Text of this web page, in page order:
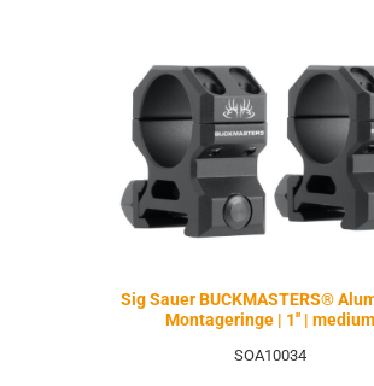
Sig Sauer BUCKMASTERS®
Montageringe | 1'' | medium
SOA10034